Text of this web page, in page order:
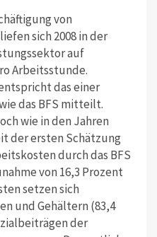
von
sich 2008 in der
auf
Arbeitsstunde.
das einer
das BFS mitteilt.
wie in den Jahren
der ersten Schätzung
durch das BFS
von 16,3 Prozent
setzen sich
und Gehältern (83,4
der